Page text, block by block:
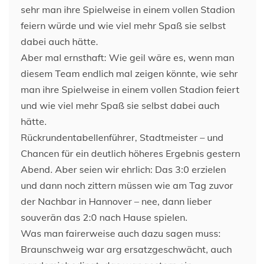
sehr man ihre Spielweise in einem vollen Stadion
feiern würde und wie viel mehr Spaß sie selbst
dabei auch hätte.
Aber mal ernsthaft: Wie geil wäre es, wenn man
diesem Team endlich mal zeigen könnte, wie sehr
man ihre Spielweise in einem vollen Stadion feiert
und wie viel mehr Spaß sie selbst dabei auch
hätte.
Rückrundentabellenführer, Stadtmeister – und
Chancen für ein deutlich höheres Ergebnis gestern
Abend. Aber seien wir ehrlich: Das 3:0 erzielen
und dann noch zittern müssen wie am Tag zuvor
der Nachbar in Hannover – nee, dann lieber
souverän das 2:0 nach Hause spielen.
Was man fairerweise auch dazu sagen muss:
Braunschweig war arg ersatzgeschwächt, auch